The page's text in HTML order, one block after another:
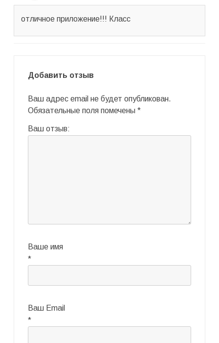
отличное приложение!!! Класс
Добавить отзыв
Ваш адрес email не будет опубликован.
Обязательные поля помечены *
Ваш отзыв:
Ваше имя
*
Ваш Email
*